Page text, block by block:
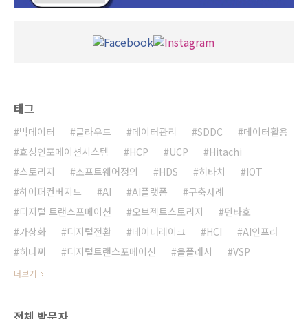
태그
빅데이터 클라우드 데이터관리 SDDC
데이터활용
효성인포메이션시스템
HCP UCP
Hitachi
스토리지
소프트웨어정의 HDS 히타치
IOT
하이퍼컨버지드
AI AI플랫폼
구축사례
디지털 트랜스포메이션
오브젝트스토리지
펜타호
가상화
디지털전환 데이터레이크 HCI
AI인프라
히다찌
디지털트랜스포메이션 올플래시 VSP
더보기